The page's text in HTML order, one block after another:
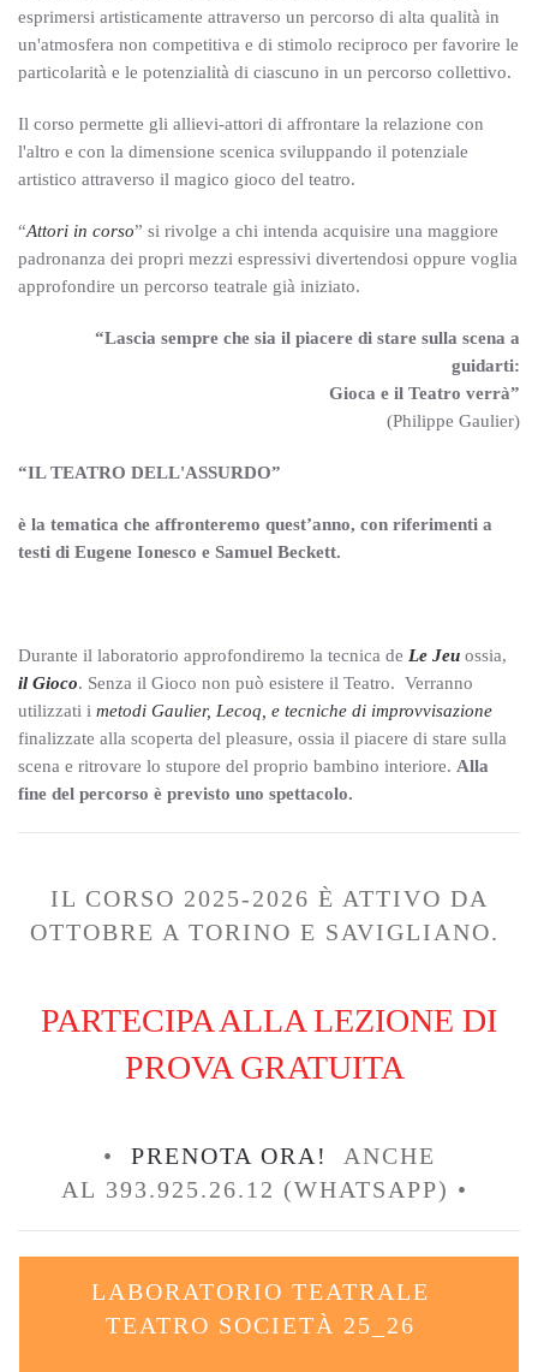
esprimersi artisticamente attraverso un percorso di alta qualità in
un'atmosfera non competitiva e di stimolo reciproco per favorire le
particolarità e le potenzialità di ciascuno in un percorso collettivo.
Il corso permette gli allievi-attori di affrontare la relazione con
l'altro e con la dimensione scenica sviluppando il potenziale
artistico attraverso il magico gioco del teatro.
“Attori in corso” si rivolge a chi intenda acquisire una maggiore
padronanza dei propri mezzi espressivi divertendosi oppure voglia
approfondire un percorso teatrale già iniziato.
“Lascia sempre che sia il piacere di stare sulla scena a
guidarti:
Gioca e il Teatro verrà”
(Philippe Gaulier)
“IL TEATRO DELL'ASSURDO”
è la tematica che affronteremo quest’anno, con riferimenti a
testi di Eugene Ionesco e Samuel Beckett.
Durante il laboratorio approfondiremo la tecnica de Le Jeu ossia,
il Gioco. Senza il Gioco non può esistere il Teatro. Verranno
utilizzati i metodi Gaulier, Lecoq, e tecniche di improvvisazione
finalizzate alla scoperta del pleasure, ossia il piacere di stare sulla
scena e ritrovare lo stupore del proprio bambino interiore. Alla
fine del percorso è previsto uno spettacolo.
IL CORSO 2025-2026 È ATTIVO DA
OTTOBRE A TORINO E SAVIGLIANO.
PARTECIPA ALLA LEZIONE DI
PROVA GRATUITA
• PRENOTA ORA!
ANCHE
AL 393.925.26.12 (WHATSAPP) •
LABORATORIO TEATRALE
TEATRO SOCIETÀ 25_26